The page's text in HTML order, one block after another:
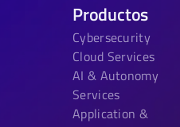
Productos
Cybersecurity
Cloud Services
AI & Autonomy
Services
Application &